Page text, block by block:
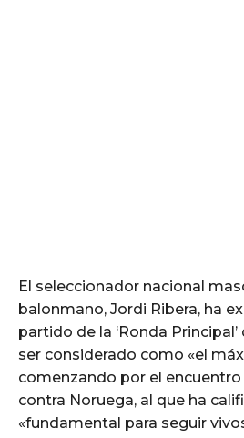
El seleccionador nacional
balonmano, Jordi Ribera, ha
partido de la ‘Ronda
ser considerado como «el
comenzando por el
contra Noruega, al que ha
«fundamental para seguir